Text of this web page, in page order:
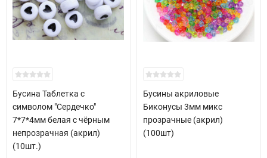
Бусина Таблетка с
символом "Сердечко"
7*7*4мм белая с чёрным
непрозрачная (акрил)
(10шт.)
Бусины акриловые
Биконусы 3мм микс
прозрачные (акрил)
(100шт)